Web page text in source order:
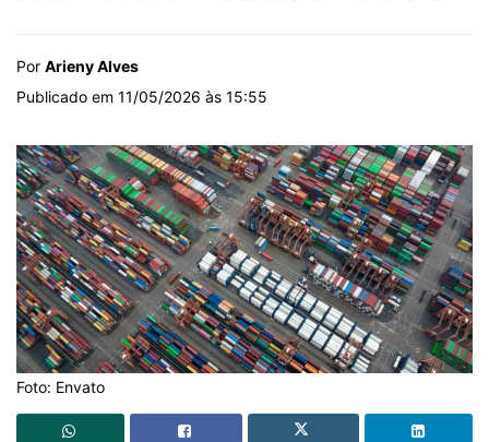
Por Arieny Alves
Publicado em 11/05/2026 às 15:55
Foto: Envato